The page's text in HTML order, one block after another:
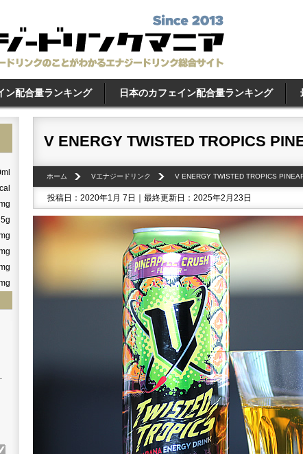
ン配合量ランキング 日本のカフェイン配合量ランキング
V ENERGY TWISTED TROPICS
ホーム Vエナジードリンク V ENERGY TWISTED TROPICS
投稿日：2020年1月 7日｜最終更新日：2025年2月23日